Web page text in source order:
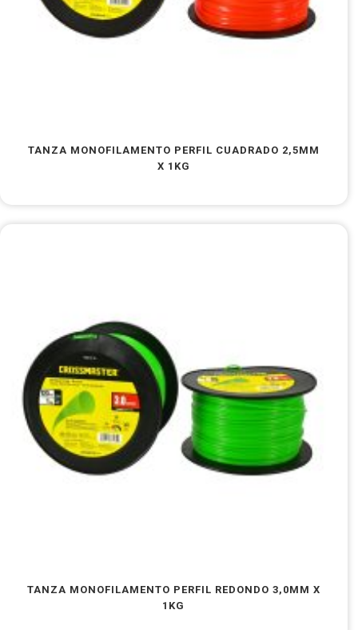
TANZA MONOFILAMENTO PERFIL CUADRADO 2,5MM
X 1KG
TANZA MONOFILAMENTO PERFIL REDONDO 3,0MM X
1KG